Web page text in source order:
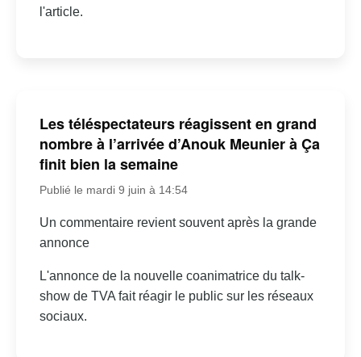
l'article.
Les téléspectateurs réagissent en grand
nombre à l’arrivée d’Anouk Meunier à Ça
finit bien la semaine
Publié le mardi 9 juin à 14:54
Un commentaire revient souvent après la grande
annonce
L'annonce de la nouvelle coanimatrice du talk-
show de TVA fait réagir le public sur les réseaux
sociaux.